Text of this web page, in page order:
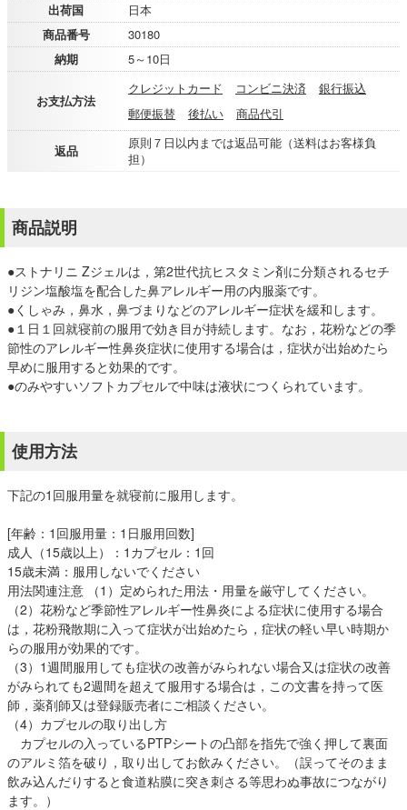
出荷国
日本
商品番号
30180
納期
5～10日
お支払方法
クレジットカード コンビニ決済
銀行振込
郵便振替
後払い 商品代引
返品
原則７日以内までは返品可能（送料はお客様負
担）
商品説明
●ストナリニ Zジェルは，第2世代抗ヒスタミン剤に分類されるセチ
リジン塩酸塩を配合した鼻アレルギー用の内服薬です。
●くしゃみ，鼻水，鼻づまりなどのアレルギー症状を緩和します。
●１日１回就寝前の服用で効き目が持続します。なお，花粉などの季
節性のアレルギー性鼻炎症状に使用する場合は，症状が出始めたら
早めに服用すると効果的です。
●のみやすいソフトカプセルで中味は液状につくられています。
使用方法
下記の1回服用量を就寝前に服用します。
[年齢：1回服用量：1日服用回数]
成人（15歳以上）：1カプセル：1回
15歳未満：服用しないでください
用法関連注意 （1）定められた用法・用量を厳守してください。
（2）花粉など季節性アレルギー性鼻炎による症状に使用する場合
は，花粉飛散期に入って症状が出始めたら，症状の軽い早い時期か
らの服用が効果的です。
（3）1週間服用しても症状の改善がみられない場合又は症状の改善
がみられても2週間を超えて服用する場合は，この文書を持って医
師，薬剤師又は登録販売者にご相談ください。
（4）カプセルの取り出し方
カプセルの入っているPTPシートの凸部を指先で強く押して裏面
のアルミ箔を破り，取り出してお飲みください。（誤ってそのまま
飲み込んだりすると食道粘膜に突き刺さる等思わぬ事故につながり
ます。）